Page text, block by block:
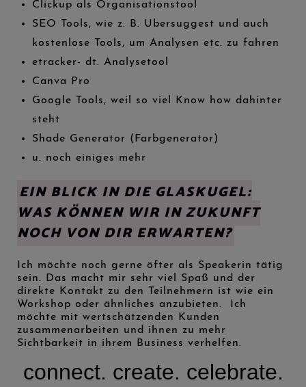
Clickup als Organisationstool
SEO Tools, wie z. B. Ubersuggest und auch
kostenlose Tools, um Analysen etc. zu fahren
etracker- dt. Analysetool
Canva Pro
Google Tools, weil so viel Know how dahinter
steht
Shade Generator (Farbgenerator)
u. noch einiges mehr
EIN BLICK IN DIE GLASKUGEL:
WAS KÖNNEN WIR IN ZUKUNFT
NOCH VON DIR ERWARTEN?
Ich möchte noch gerne öfter als Speakerin tätig
sein. Das macht mir sehr viel Spaß und der
direkte Kontakt zu den Teilnehmern ist wie ein
Workshop oder ähnliches anzubieten. Ich
möchte mit wertschätzenden Kunden
zusammenarbeiten und ihnen zu mehr
Sichtbarkeit in ihrem Business verhelfen.
connect. create. celebrate.